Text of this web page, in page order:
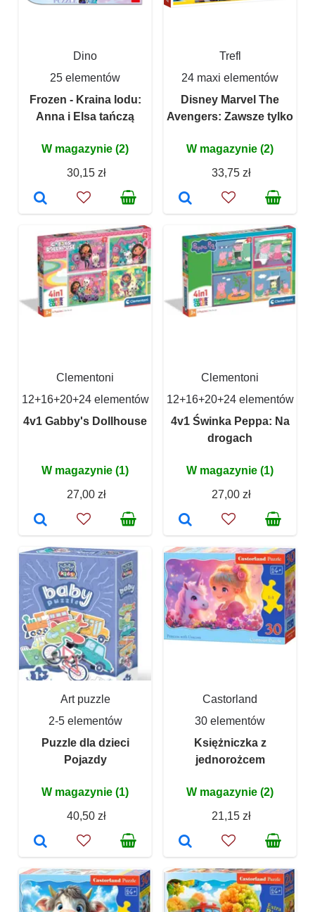
Dino
25 elementów
Frozen - Kraina lodu:
Anna i Elsa tańczą
W magazynie (2)
30,15 zł
Trefl
24 maxi elementów
Disney Marvel The
Avengers: Zawsze tylko
W magazynie (2)
33,75 zł
Clementoni
12+16+20+24 elementów
4v1 Gabby's Dollhouse
W magazynie (1)
27,00 zł
Clementoni
12+16+20+24 elementów
4v1 Świnka Peppa: Na
drogach
W magazynie (1)
27,00 zł
Art puzzle
2-5 elementów
Puzzle dla dzieci
Pojazdy
W magazynie (1)
40,50 zł
Castorland
30 elementów
Księżniczka z
jednorożcem
W magazynie (2)
21,15 zł